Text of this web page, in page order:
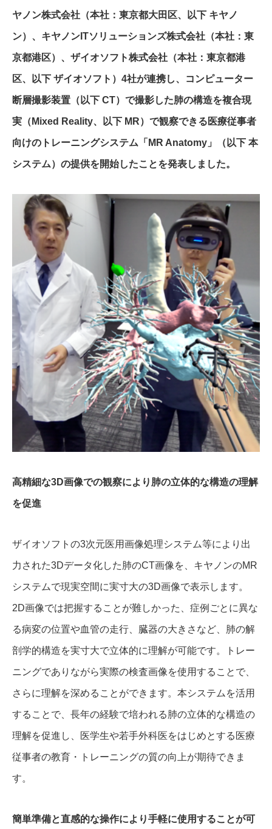
ヤノン株式会社（本社：東京都大田区、以下 キヤノ
ン）、キヤノンITソリューションズ株式会社（本社：東
京都港区）、ザイオソフト株式会社（本社：東京都港
区、以下 ザイオソフト）4社が連携し、コンピューター
断層撮影装置（以下 CT）で撮影した肺の構造を複合現
実（Mixed Reality、以下 MR）で観察できる医療従事者
向けのトレーニングシステム「MR Anatomy」（以下 本
システム）の提供を開始したことを発表しました。
高精細な3D画像での観察により肺の立体的な構造の理解
を促進
ザイオソフトの3次元医用画像処理システム等により出
力された3Dデータ化した肺のCT画像を、キヤノンのMR
システムで現実空間に実寸大の3D画像で表示します。
2D画像では把握することが難しかった、症例ごとに異な
る病変の位置や血管の走行、臓器の大きさなど、肺の解
剖学的構造を実寸大で立体的に理解が可能です。トレー
ニングでありながら実際の検査画像を使用することで、
さらに理解を深めることができます。本システムを活用
することで、長年の経験で培われる肺の立体的な構造の
理解を促進し、医学生や若手外科医をはじめとする医療
従事者の教育・トレーニングの質の向上が期待できま
す。
簡単準備と直感的な操作により手軽に使用することが可